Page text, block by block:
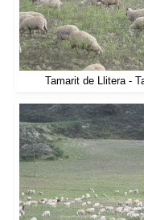
Tamarit de Llitera -